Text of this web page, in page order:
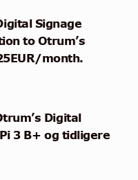
Signage
to Otrum’s
month.
Digital
3 B+ og tidligere